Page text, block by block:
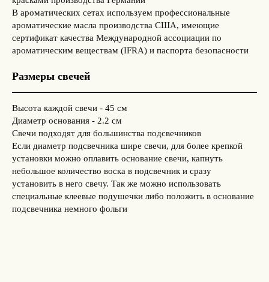
В ароматических сетах используем профессиональные
ароматические масла производства США, имеющие
сертификат качества Международной ассоциации по
ароматическим веществам (IFRA) и паспорта безопасности
Размеры свечей
Высота каждой свечи - 45 см
Диаметр основания - 2.2 см
Свечи подходят для большинства подсвечников
Если диаметр подсвечника шире свечи, для более крепкой
установки можно оплавить основание свечи, капнуть
небольшое количество воска в подсвечник и сразу
установить в него свечу. Так же можно использовать
специальные клеевые подушечки либо положить в основание
подсвечника немного фольги